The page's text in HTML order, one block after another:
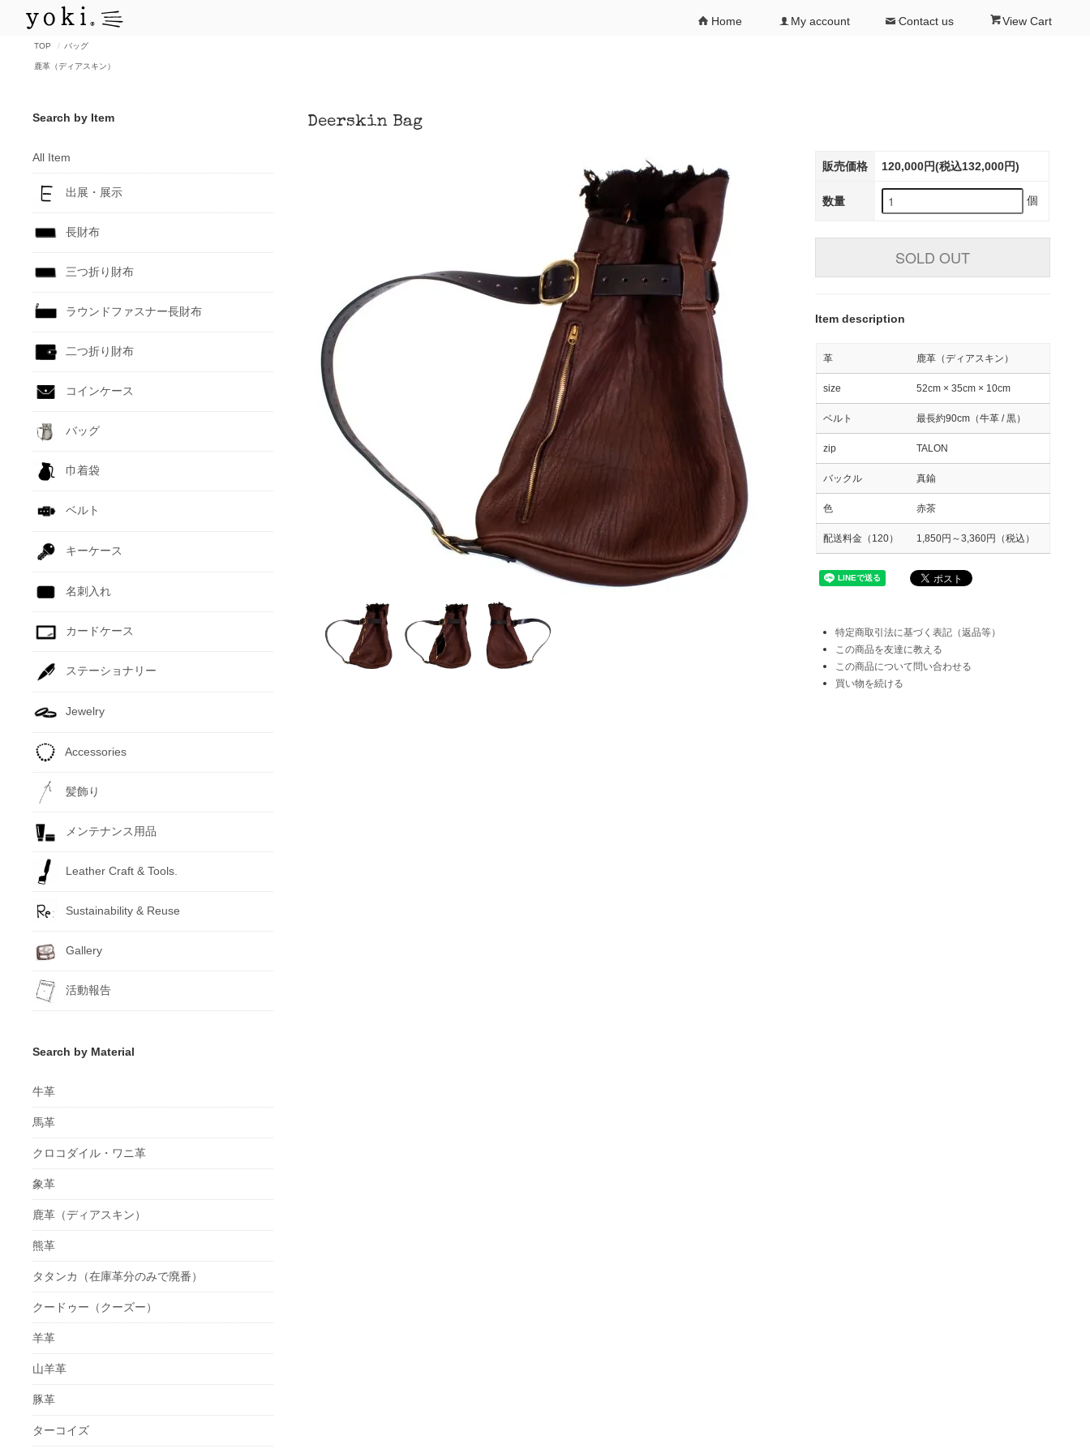
Home My account Contact us View Cart
TOP バッグ
鹿革（ディアスキン）
Deerskin Bag
販売価格 120,000円(税込132,000円)
数量 個
SOLD OUT
Item description
革 鹿革（ディアスキン）
size 52cm × 35cm × 10cm
ベルト 最長約90cm（牛革 / 黒）
zip TALON
バックル 真鍮
色 赤茶
配送料金（120） 1,850円～3,360円（税込）
特定商取引法に基づく表記（返品等）
この商品を友達に教える
この商品について問い合わせる
買い物を続ける
Search by Item
All Item
出展・展示
長財布
三つ折り財布
ラウンドファスナー長財布
二つ折り財布
コインケース
バッグ
巾着袋
ベルト
キーケース
名刺入れ
カードケース
ステーショナリー
Jewelry
Accessories
髪飾り
メンテナンス用品
Leather Craft & Tools.
Sustainability & Reuse
Gallery
活動報告
Search by Material
牛革
馬革
クロコダイル・ワニ革
象革
鹿革（ディアスキン）
熊革
タタンカ（在庫革分のみで廃番）
クードゥー（クーズー）
羊革
山羊革
豚革
ターコイズ